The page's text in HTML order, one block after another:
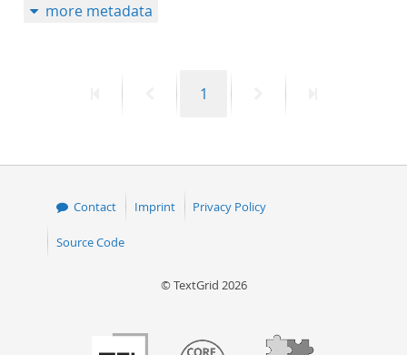
more metadata
PreviousPage
1
Contact Imprint Privacy Policy
Source Code
© TextGrid 2026